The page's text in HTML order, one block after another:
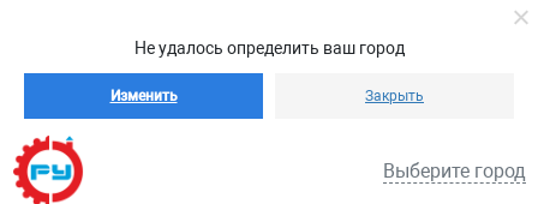
Не удалось определить ваш город
Изменить Закрыть
Выберите город